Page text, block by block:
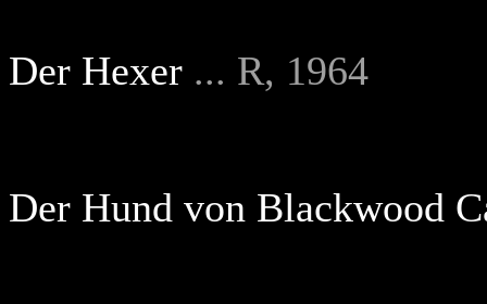
Der Hexer ... R, 1964
Der Hund von Blackwood